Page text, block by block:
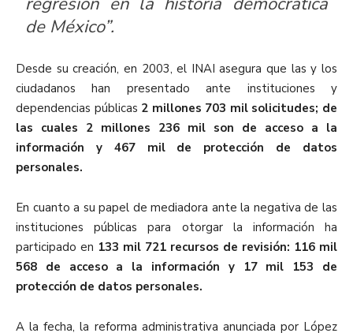
de México”.
Desde su creación, en 2003, el INAI asegura que las y los
ciudadanos han presentado ante instituciones y
dependencias públicas 2 millones 703 mil solicitudes; de
las cuales 2 millones 236 mil son de acceso a la
información y 467 mil de protección de datos
personales.
En cuanto a su papel de mediadora ante la negativa de las
instituciones públicas para otorgar la información ha
participado en 133 mil 721 recursos de revisión: 116 mil
568 de acceso a la información y 17 mil 153 de
protección de datos personales.
A la fecha, la reforma administrativa anunciada por López